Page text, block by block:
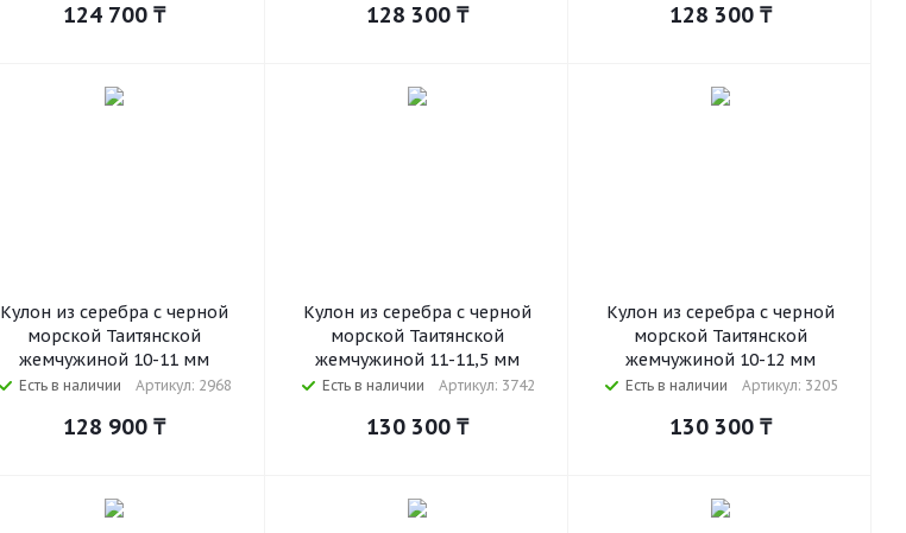
124 700₸ 128 300₸ 128 300₸
Кулон из серебра с черной
морской Таитянской
жемчужиной 10-11 мм
Есть в наличии Артикул: 2968
128 900₸
Кулон из серебра с черной
морской Таитянской
жемчужиной 11-11,5 мм
Есть в наличии Артикул: 3742
130 300₸
Кулон из серебра с черной
морской Таитянской
жемчужиной 10-12 мм
Есть в наличии Артикул: 3205
130 300₸